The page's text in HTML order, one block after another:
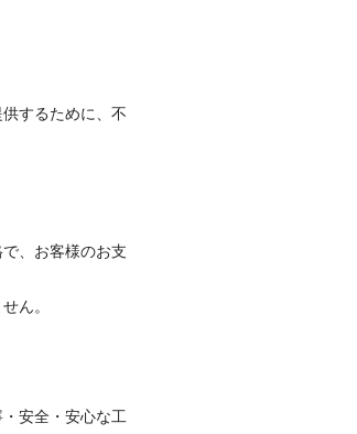
するために、不
、お客様のお支
ん。
安全・安心な工